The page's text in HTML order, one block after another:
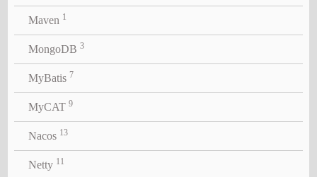
Maven 1
MongoDB 3
MyBatis 7
MyCAT 9
Nacos 13
Netty 11